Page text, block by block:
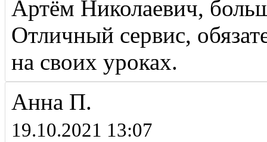
Артём Николаевич,
Отличный сервис,
на своих уроках.
Анна П.
19.10.2021 13:07